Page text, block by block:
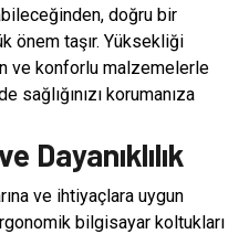
doğru bir
önem taşır. Yüksekliği
ve konforlu malzemelerle
korumanıza
Dayanıklılık
ve ihtiyaçlara uygun
bilgisayar koltukları